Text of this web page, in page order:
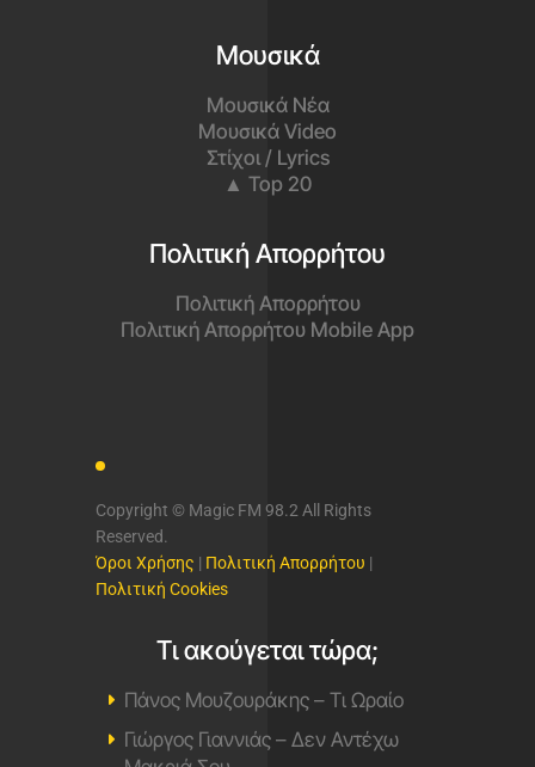
Μουσικά
Μουσικά Νέα
Μουσικά Video
Στίχοι / Lyrics
▲ Top 20
Πολιτική Απορρήτου
Πολιτική Απορρήτου
Πολιτική Απορρήτου Mobile App
Copyright © Magic FM 98.2 All Rights
Reserved.
Όροι Χρήσης | Πολιτική Απορρήτου |
Πολιτική Cookies
Τι ακούγεται τώρα;
Πάνος Μουζουράκης – Τι Ωραίο
Γιώργος Γιαννιάς – Δεν Αντέχω